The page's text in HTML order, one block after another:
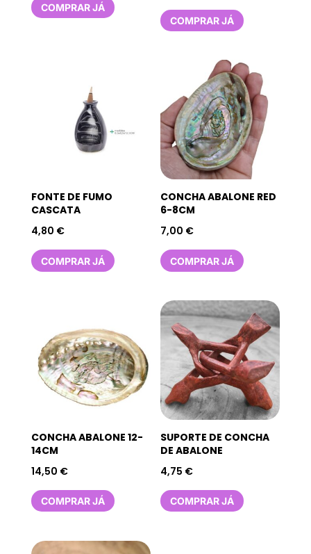
COMPRAR JÁ
preço
original
56,00 €.
atual
33,00 €.
COMPRAR JÁ
FONTE DE FUMO
CASCATA
4,80 €
COMPRAR JÁ
CONCHA ABALONE RED
6-8CM
7,00 €
COMPRAR JÁ
CONCHA ABALONE 12-
14CM
14,50 €
COMPRAR JÁ
SUPORTE DE CONCHA
DE ABALONE
4,75 €
COMPRAR JÁ